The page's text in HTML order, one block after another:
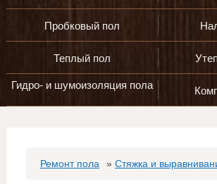
Пробковый пол
Теплый пол
Гидро- и шумоизоляция пола
Ремонт пола » Стяжка и